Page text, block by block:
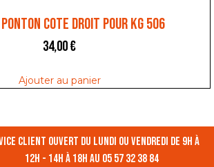
COTE DROIT POUR KG 506
34,00€
Ajouter au panier
client ouvert du lundi ou vendredi de 9h à
12h - 14h à 18h au 05 57 32 38 84